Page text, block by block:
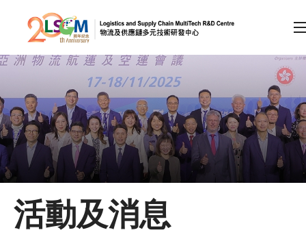
跳到內容（按回車鍵）
會員登入
A A EN 繁 简
主頁
關於LSCM
活動及消息